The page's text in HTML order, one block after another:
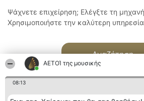
ΑΕΤΟΊ της μουσικής
08:13
Ψάχνετε επιχείρηση; Ελέγξτε τη
Χρησιμοποιήστε την καλύτερη υπηρεσία
Αναζήτηση